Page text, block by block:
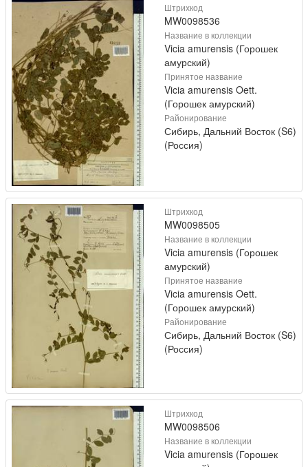
Штрихкод
MW0098536
Название в коллекции
Vicia amurensis (Горошек
амурский)
Принятое название
Vicia amurensis Oett.
(Горошек амурский)
Районирование
Сибирь, Дальний Восток (S6)
(Россия)
Штрихкод
MW0098505
Название в коллекции
Vicia amurensis (Горошек
амурский)
Принятое название
Vicia amurensis Oett.
(Горошек амурский)
Районирование
Сибирь, Дальний Восток (S6)
(Россия)
Штрихкод
MW0098506
Название в коллекции
Vicia amurensis (Горошек